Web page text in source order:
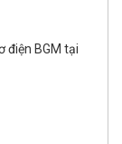
điện BGM tại